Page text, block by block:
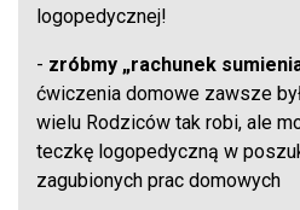
logopedycznej!
- zróbmy „rachunek
ćwiczenia domowe zawsze
wielu Rodziców tak robi, ale
teczkę logopedyczną w
zagubionych prac domowych